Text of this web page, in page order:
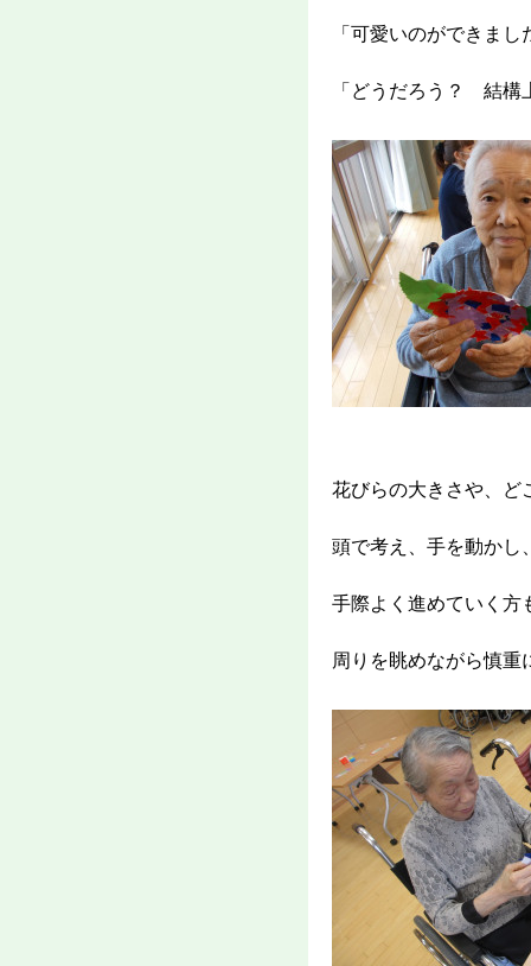
「可愛いのができまし
「どうだろう？ 結
花びらの大きさや、ど
頭で考え、手を動か
手際よく進めていく方
周りを眺めながら慎重